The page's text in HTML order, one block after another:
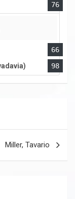
76
66
98
Miller, Tavario